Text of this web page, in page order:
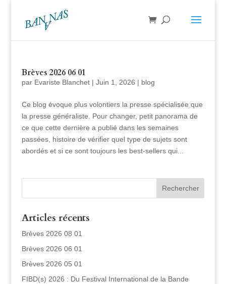
Brèves 2026 06 01
par Evariste Blanchet| Juin 1, 2026 | blog
Ce blog évoque plus volontiers la presse spécialisée que
la presse généraliste. Pour changer, petit panorama de
ce que cette dernière a publié dans les semaines
passées, histoire de vérifier quel type de sujets sont
abordés et si ce sont toujours les best-sellers qui...
Articles récents
Brèves 2026 08 01
Brèves 2026 06 01
Brèves 2026 05 01
FIBD(s) 2026 : Du Festival International de la Bande